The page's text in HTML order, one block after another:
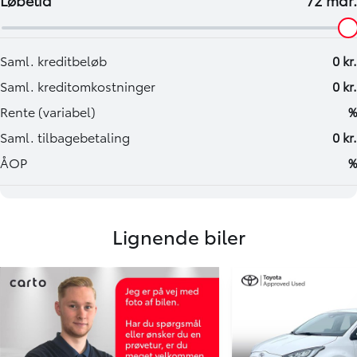
Lignende biler